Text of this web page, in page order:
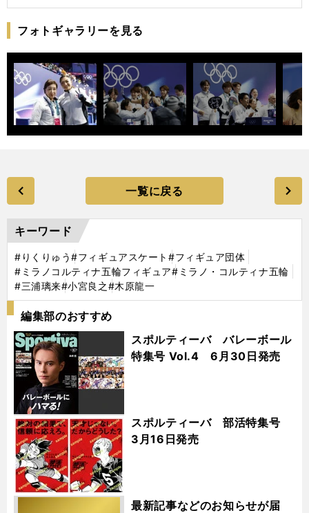
フォトギャラリーを見る
一覧に戻る
キーワード
#りくりゅう#フィギュアスケート #フィギュア団体
#ミラノコルティナ五輪フィギュア#ミラノ・コルティナ五輪
#三浦璃来#小宮良之#木原龍一
編集部のおすすめ
スポルティーバ バレーボール
特集号 Vol.4 6月30日発売
スポルティーバ 部活特集号
3月16日発売
最新記事などのお知らせが届